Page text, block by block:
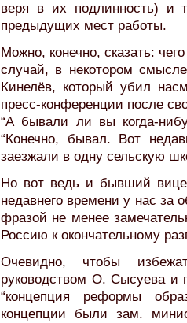
веря в их подлинность) и
предыдущих мест работы.
Можно, конечно, сказать:
случай, в некотором
Кинелёв, который убил
пресс-конференции после
“А бывали ли вы когда-
“Конечно, бывал. Вот
заезжали в одну сельскую
Но вот ведь и бывший
недавнего времени у нас за
фразой не менее
Россию к окончательному
Очевидно, чтобы
руководством О. Сысуева и
“концепция реформы
концепции были зам.